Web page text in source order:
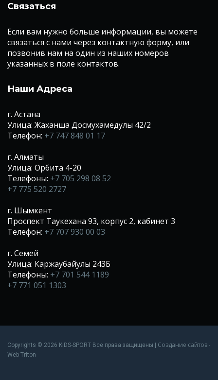
Связаться
Если вам нужно больше информации, вы можете
связаться с нами через контактную форму, или
позвонив нам на один из наших номеров
указанных в поле контактов.
Наши Адреса
г. Астана
Улица: Жаханша Досмухамедулы 42/2
Телефон: +7 747 848 01 17
г. Алматы
Улица: Орбита 4-20
Телефоны: +7 705 298 08 52
+7 775 520 2727
г. Шымкент
Проспект Таукехана 93, корпус 2, кабинет 3
Телефон: +7 707 930 00 03
г. Семей
Улица: Каржаубайулы 243Б
Телефоны: +7 701 544 1189
+7 771 051 1303
Copyrights © 2026 KiDS-SPORT Все права защищены | Создание сайтов -
Web-Triton